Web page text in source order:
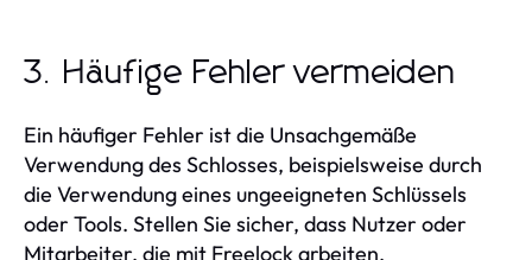
3. Häufige Fehler vermeiden
Ein häufiger Fehler ist die Unsachgemäße
Verwendung des Schlosses, beispielsweise durch
die Verwendung eines ungeeigneten Schlüssels
oder Tools. Stellen Sie sicher, dass Nutzer oder
Mitarbeiter, die mit Freelock arbeiten,